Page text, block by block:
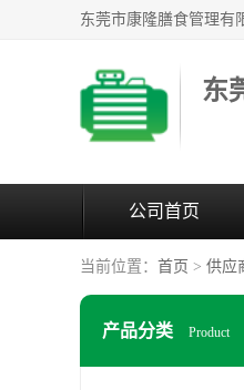
东
公司首页
当前位置： 首页 > 供应
产品分类 Product